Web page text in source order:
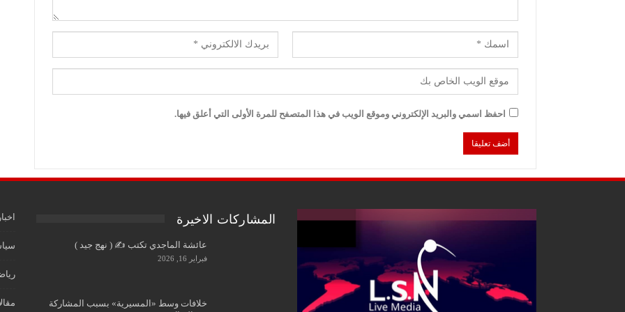
احفظ اسمي والبريد الإلكتروني وموقع الويب في هذا المتصفح للمرة الأولى التي أعلق فيها.
المشاركات الاخيرة
عائشة الماجدي تكتب ✍️ ( نهج جيد )
فبراير 16, 2026
خلافات وسط «المسيرية» بسبب المشاركة
اخبار